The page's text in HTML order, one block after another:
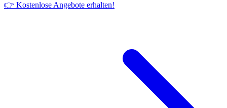
👉 Kostenlose Angebote erhalten!